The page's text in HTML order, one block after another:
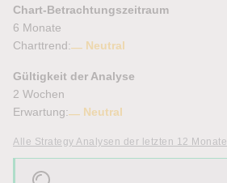
Chart-Betrachtungszeitraum
6 Monate
Charttrend:
Neutral
Gültigkeit der Analyse
2 Wochen
Erwartung:
Neutral
Alle Strategy Analysen der letzten 12 Monate